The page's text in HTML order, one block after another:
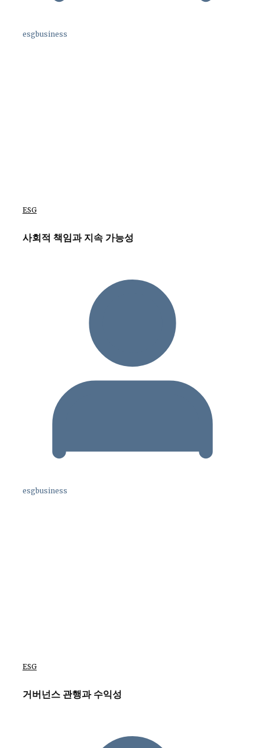
esgbusiness
ESG
사회적 책임과 지속 가능성
esgbusiness
ESG
거버넌스 관행과 수익성